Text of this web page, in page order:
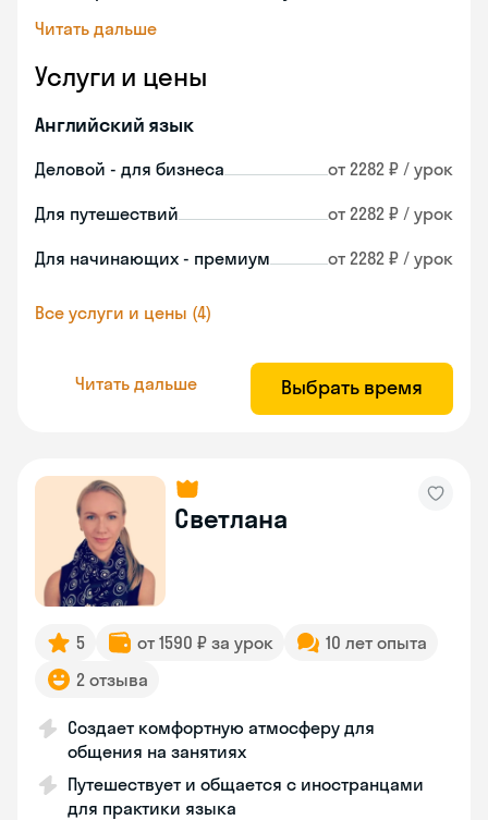
Читать дальше
Услуги и цены
Английский язык
Деловой - для бизнеса от 2282 ₽ / урок
Для путешествий от 2282 ₽ / урок
Для начинающих - премиум от 2282 ₽ / урок
Все услуги и цены (4)
Читать дальше Выбрать время
Светлана
5 от 1590 ₽ за урок
10 лет опыта
2 отзыва
Создает комфортную атмосферу для
общения на занятиях
Путешествует и общается с иностранцами
для практики языка